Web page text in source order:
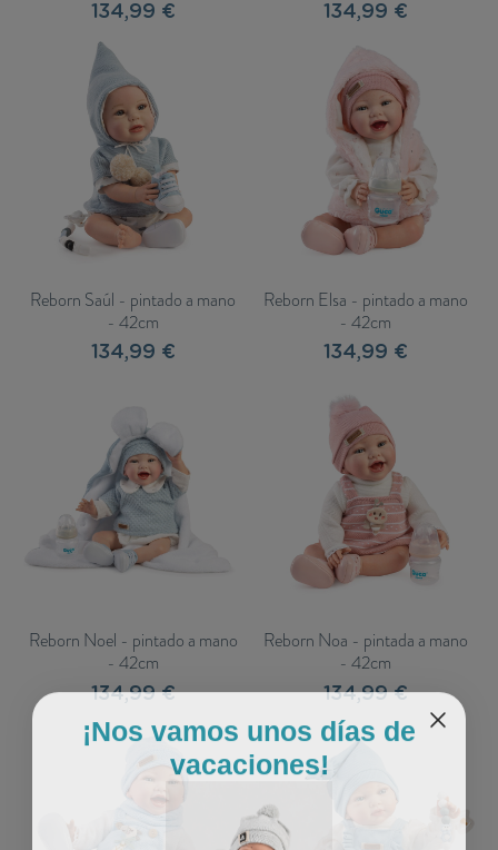
134,99 € 134,99 €
Reborn Saúl - pintado a mano
- 42cm
134,99 €
Reborn Elsa - pintado a mano
- 42cm
134,99 €
Reborn Noel - pintado a mano
- 42cm
134,99 €
Reborn Noa - pintada a mano
- 42cm
134,99 €
¡Nos vamos unos días de
vacaciones!